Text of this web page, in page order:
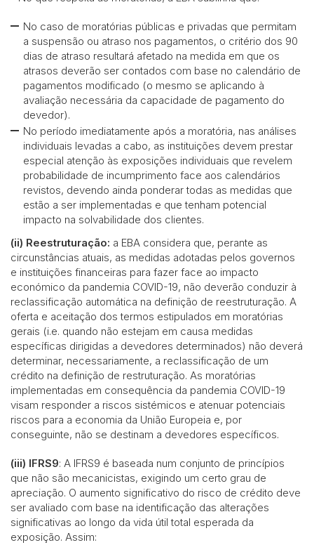
No caso de moratórias públicas e privadas que permitam
a suspensão ou atraso nos pagamentos, o critério dos 90
dias de atraso resultará afetado na medida em que os
atrasos deverão ser contados com base no calendário de
pagamentos modificado (o mesmo se aplicando à
avaliação necessária da capacidade de pagamento do
devedor).
No período imediatamente após a moratória, nas análises
individuais levadas a cabo, as instituições devem prestar
especial atenção às exposições individuais que revelem
probabilidade de incumprimento face aos calendários
revistos, devendo ainda ponderar todas as medidas que
estão a ser implementadas e que tenham potencial
impacto na solvabilidade dos clientes.
(ii) Reestruturação: a EBA considera que, perante as
circunstâncias atuais, as medidas adotadas pelos governos
e instituições financeiras para fazer face ao impacto
económico da pandemia COVID-19, não deverão conduzir à
reclassificação automática na definição de reestruturação. A
oferta e aceitação dos termos estipulados em moratórias
gerais (i.e. quando não estejam em causa medidas
específicas dirigidas a devedores determinados) não deverá
determinar, necessariamente, a reclassificação de um
crédito na definição de restruturação. As moratórias
implementadas em consequência da pandemia COVID-19
visam responder a riscos sistémicos e atenuar potenciais
riscos para a economia da União Europeia e, por
conseguinte, não se destinam a devedores específicos.
(iii) IFRS9: A IFRS9 é baseada num conjunto de princípios
que não são mecanicistas, exigindo um certo grau de
apreciação. O aumento significativo do risco de crédito deve
ser avaliado com base na identificação das alterações
significativas ao longo da vida útil total esperada da
exposição. Assim: